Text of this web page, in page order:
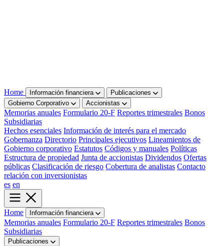
Home Información financiera
Publicaciones
Gobierno Corporativo
Accionistas
Memorias anuales Formulario 20-F Reportes trimestrales Bonos
Subsidiarias
Hechos esenciales Información de interés para el mercado
Gobernanza Directorio Principales ejecutivos Lineamientos de
Gobierno corporativo Estatutos Códigos y manuales Políticas
Estructura de propiedad Junta de accionistas Dividendos Ofertas
públicas Clasificación de riesgo Cobertura de analistas Contacto
relación con inversionistas
es en
Home Información financiera
Memorias anuales Formulario 20-F Reportes trimestrales Bonos
Subsidiarias
Publicaciones